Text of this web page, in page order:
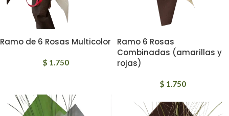
Ramo de 6 Rosas Multicolor
$ 1.750
Ramo 6 Rosas
Combinadas (amarillas y
rojas)
$ 1.750